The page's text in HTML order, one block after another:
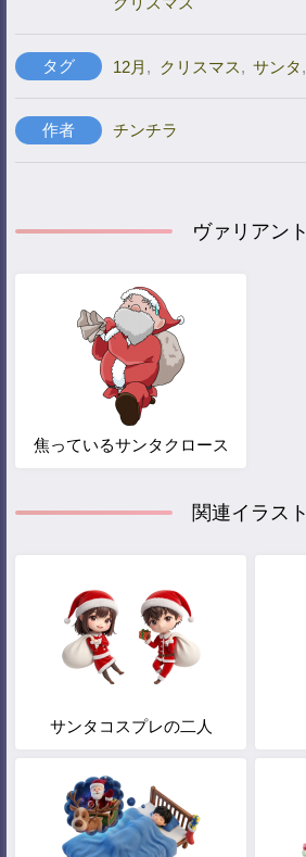
タグ 12月 , クリスマス, サンタ,
作者 チンチラ
ヴァリアント
焦っているサンタクロース
関連イラスト
サンタコスプレの二人